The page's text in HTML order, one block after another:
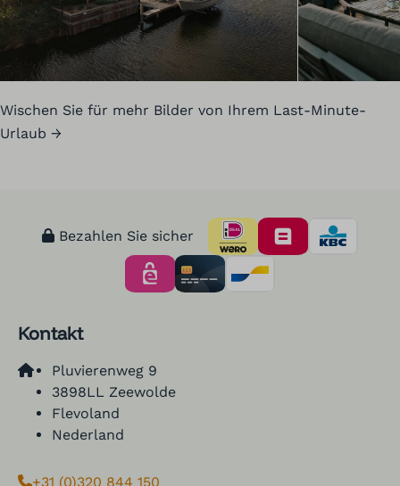
Wischen Sie für mehr Bilder von Ihrem Last-Minute-
Urlaub →
Bezahlen Sie sicher
Kontakt
Pluvierenweg 9
3898LL Zeewolde
Flevoland
Nederland
+31 (0)320 844 150